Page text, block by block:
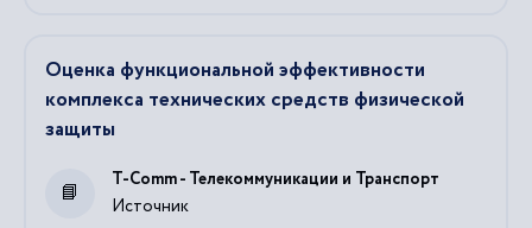
Оценка функциональной эффективности
комплекса технических средств физической
защиты
Источник
T-Comm - Телекоммуникации и Транспорт